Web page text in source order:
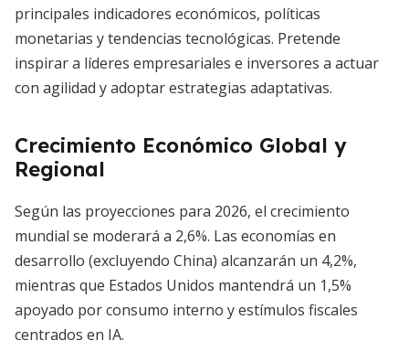
principales indicadores económicos, políticas
monetarias y tendencias tecnológicas. Pretende
inspirar a líderes empresariales e inversores a actuar
con agilidad y adoptar estrategias adaptativas.
Crecimiento Económico Global y
Regional
Según las proyecciones para 2026, el crecimiento
mundial se moderará a 2,6%. Las economías en
desarrollo (excluyendo China) alcanzarán un 4,2%,
mientras que Estados Unidos mantendrá un 1,5%
apoyado por consumo interno y estímulos fiscales
centrados en IA.